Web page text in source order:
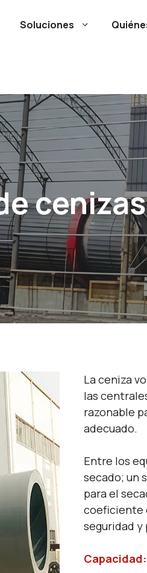
Soluciones
La ceniza
las
razonable
adecuado.
Entre los
secado; un
para el
coeficiente
seguridad
Capacidad: